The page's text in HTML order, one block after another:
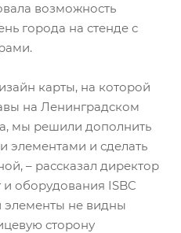
возможность
города на стенде с
карты, на которой
на Ленинградском
мы решили дополнить
элементами и сделать
– рассказал директор
оборудования ISBC
элементы не видны
сторону